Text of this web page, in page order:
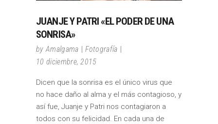
JUANJE Y PATRI «EL PODER DE UNA
SONRISA»
by Amalgama
Fotografía
10 diciembre, 2015
Dicen que la sonrisa es el único virus que
no hace daño al alma y el más contagioso, y
así fue, Juanje y Patri nos contagiaron a
todos con su felicidad. En cada una de